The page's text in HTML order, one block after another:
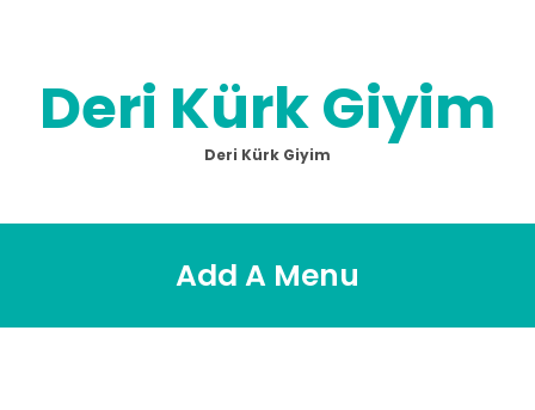
Deri Kürk Giyim
Deri Kürk Giyim
Add A Menu